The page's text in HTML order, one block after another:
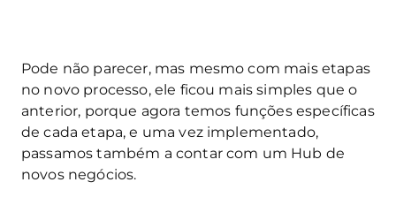
Pode não parecer, mas mesmo com mais etapas
no novo processo, ele ficou mais simples que o
anterior, porque agora temos funções específicas
de cada etapa, e uma vez implementado,
passamos também a contar com um Hub de
novos negócios.